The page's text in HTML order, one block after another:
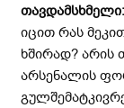
იცით რას
ხშირად? არის
არსენალის